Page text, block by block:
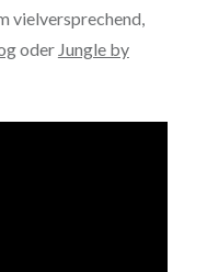
vielversprechend,
oder Jungle by